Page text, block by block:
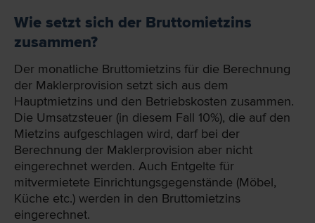
Wie setzt sich der Bruttomietzins
zusammen?
Der monatliche Bruttomietzins für die Berechnung
der Maklerprovision setzt sich aus dem
Hauptmietzins und den Betriebskosten zusammen.
Die Umsatzsteuer (in diesem Fall 10%), die auf den
Mietzins aufgeschlagen wird, darf bei der
Berechnung der Maklerprovision aber nicht
eingerechnet werden. Auch Entgelte für
mitvermietete Einrichtungsgegenstände (Möbel,
Küche etc.) werden in den Bruttomietzins
eingerechnet.